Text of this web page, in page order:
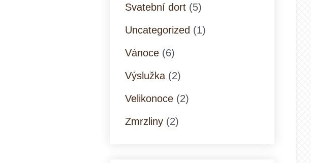
Svatební dort (5)
Uncategorized (1)
Vánoce (6)
Výslužka(2)
Velikonoce (2)
Zmrzliny (2)